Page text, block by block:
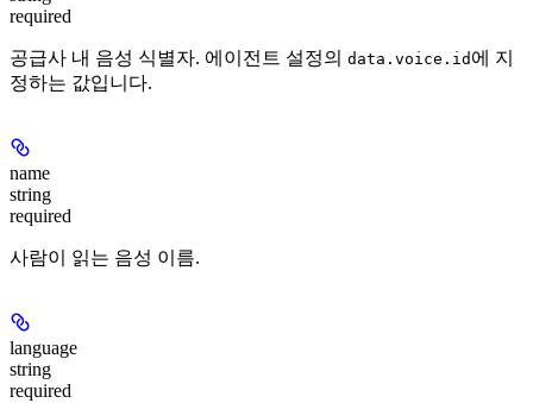
required
공급사 내 음성 식별자. 에이전트 설정의 data.voice.id 에 지
정하는 값입니다.
name
string
required
사람이 읽는 음성 이름.
language
string
required